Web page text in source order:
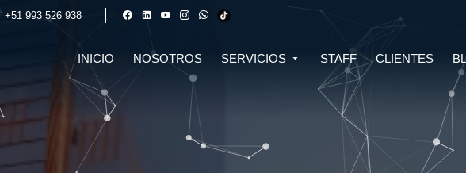
+51 993 526 938
INICIO NOSOTROS SERVICIOS
DERECHO FINANCIERO Y
CRIPTOMONEDAS
DERECHO TRIBUTARIO
DERECHO DE SALUD Y
BIOTECNOLOGÍA
STAFF CLIENTES
CIVIL
TRIBUTARIO
INMOBILIARIO